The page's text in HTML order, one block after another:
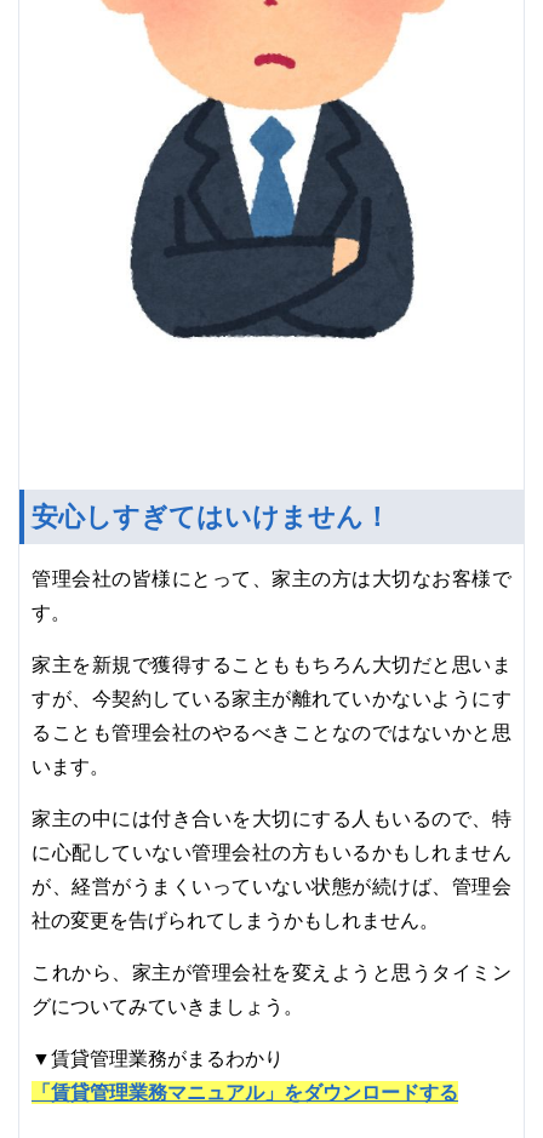
安心しすぎてはいけません！
管理会社の皆様にとって、家主の方は大切なお客様で
す。
家主を新規で獲得することももちろん大切だと思いま
すが、今契約している家主が離れていかないようにす
ることも管理会社のやるべきことなのではないかと思
います。
家主の中には付き合いを大切にする人もいるので、特
に心配していない管理会社の方もいるかもしれません
が、経営がうまくいっていない状態が続けば、管理会
社の変更を告げられてしまうかもしれません。
これから、家主が管理会社を変えようと思うタイミン
グについてみていきましょう。
▼賃貸管理業務がまるわかり
「賃貸管理業務マニュアル」をダウンロードする